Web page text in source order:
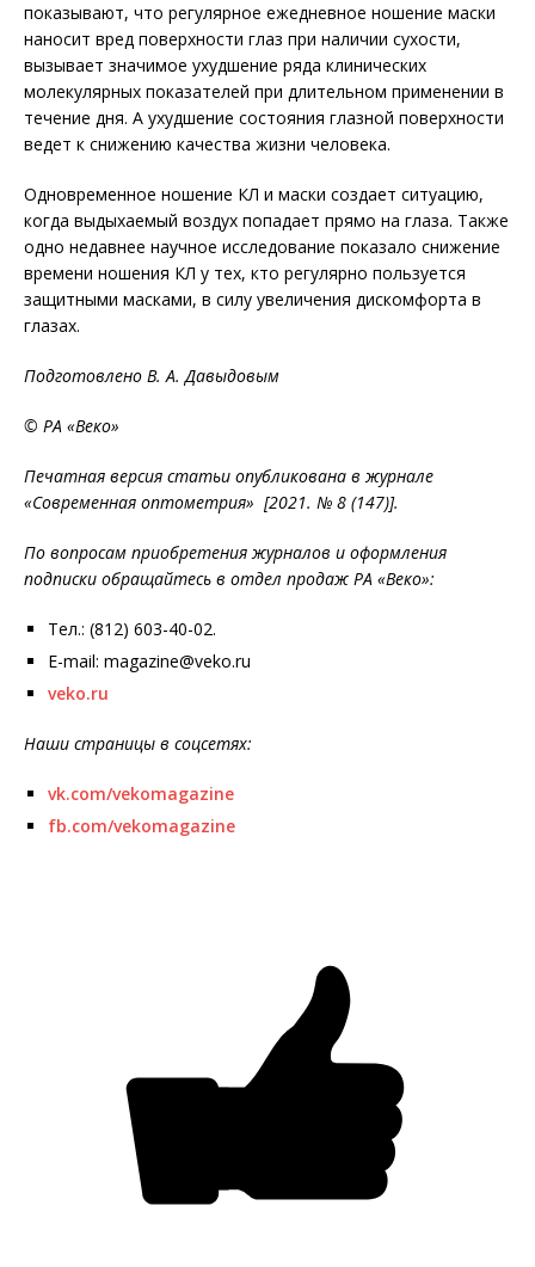
показывают, что регулярное ежедневное ношение маски
наносит вред поверхности глаз при наличии сухости,
вызывает значимое ухудшение ряда клинических
молекулярных показателей при длительном применении в
течение дня. А ухудшение состояния глазной поверхности
ведет к снижению качества жизни человека.
Одновременное ношение КЛ и маски создает ситуацию,
когда выдыхаемый воздух попадает прямо на глаза. Также
одно недавнее научное исследование показало снижение
времени ношения КЛ у тех, кто регулярно пользуется
защитными масками, в силу увеличения дискомфорта в
глазах.
Подготовлено В. А. Давыдовым
© РА «Веко»
Печатная версия статьи опубликована в журнале
«Современная оптометрия» [2021. № 8 (147)].
По вопросам приобретения журналов и оформления
подписки обращайтесь в отдел продаж РА «Веко»:
Тел.: (812) 603-40-02.
E-mail: magazine@veko.ru
veko.ru
Наши страницы в соцсетях:
vk.com/vekomagazine
fb.com/vekomagazine